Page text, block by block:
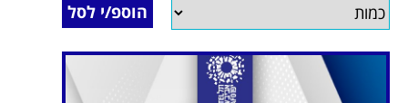
הוספ/י לסל